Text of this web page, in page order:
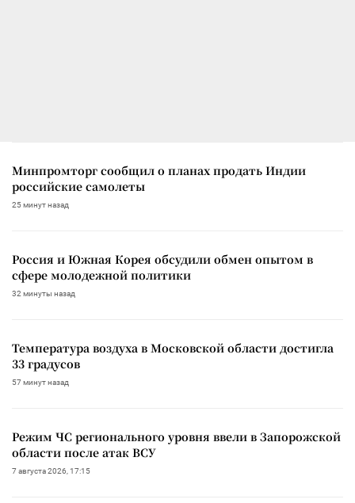
Минпромторг сообщил о планах продать Индии
российские самолеты
25 минут назад
Россия и Южная Корея обсудили обмен опытом в
сфере молодежной политики
32 минуты назад
Температура воздуха в Московской области достигла
33 градусов
57 минут назад
Режим ЧС регионального уровня ввели в Запорожской
области после атак ВСУ
7 августа 2026, 17:15